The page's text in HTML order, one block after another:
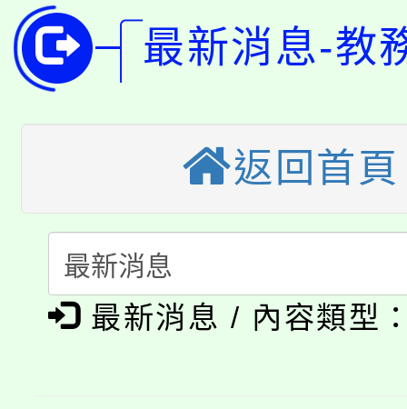
代理(課)教師甄選結果(
「2026金融保險知識
車」活動
桃園市115學年度學生
代理(課)教師甄選結果
公告本校115學年度第
代理(課)教師甄選結果(
《TA101》溝通分析基
程，歡迎學生輔導中心
淨零綠生活教案入校路
會
115年食農教育專業人
學期銜接期間理賠案件
最新消息-教
返回首頁
最新消息 / 內容類型